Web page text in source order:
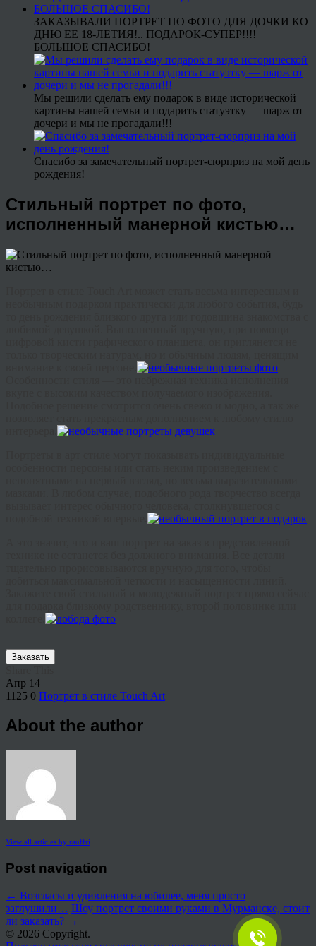
ЗАКАЗЫВАЛИ ПОРТРЕТ ПО ФОТО ДЛЯ ДОЧКИ КО
ДНЮ ЕЕ 18-ЛЕТИЯ!.. ПОДАРОК-СУПЕР!!!!
БОЛЬШОЕ СПАСИБО!
Мы решили сделать ему подарок в виде исторической
картины нашей семьи и подарить статуэтку — шарж от
дочери и мы не прогадали!!!
Спасибо за замечательный портрет-сюрприз на мой день
рождения!
Стильный портрет по фото,
исполненный манерной кистью…
Заказать
Апр 14
1125 0 Портрет в стиле Touch Art
About the author
View all articles by rauffri
Post navigation
← Возгласы и удивления на юбилее, меня просто
заглушили… Шоу портрет своими руками в Мурманске, стоит
ли заказать? →
© 2026 Copyright.